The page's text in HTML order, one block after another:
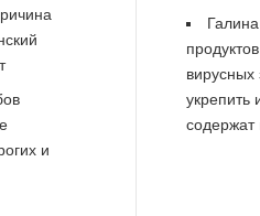
и
Галина
вирусных
укрепить
содержат